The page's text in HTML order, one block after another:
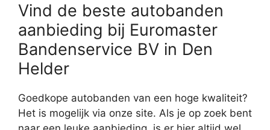
Vind de beste autobanden
aanbieding bij Euromaster
Bandenservice BV in Den
Helder
Goedkope autobanden van een hoge kwaliteit?
Het is mogelijk via onze site. Als je op zoek bent